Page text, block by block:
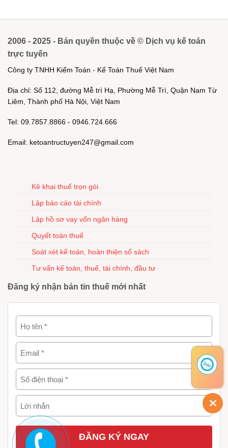
2006 - 2025 - Bản quyền thuộc về © Dịch vụ kế toán
trực tuyến
Công ty TNHH Kiểm Toán - Kế Toán Thuế Việt Nam
Địa chỉ: Số 112, đường Mễ trì Hạ, Phường Mễ Trì, Quận Nam Từ
Liêm, Thành phố Hà Nội, Việt Nam
Tel: 09.7857.8866 - 0946.724.666
Email: ketoantructuyen247@gmail.com
Kê khai thuế trọn gói
Lập báo cáo tài chính
Lập hồ sơ vay vốn ngân hàng
Quyết toán thuế
Soát xét kế toán, hoàn thiện sổ sách
Tư vấn kế toán, thuế, tài chính, đầu tư
Đăng ký nhận bản tin thuế mới nhất